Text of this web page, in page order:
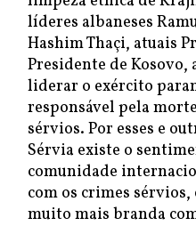
líderes albaneses
Hashim Thaçi, atuais
Presidente de Kosovo,
liderar o exército
responsável pela
sérvios. Por esses e
Sérvia existe o
comunidade
com os crimes
muito mais branda